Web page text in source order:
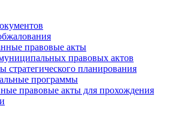
правовые акты
правовых актов
стратегического планирования
программы
правовые акты для прохождения